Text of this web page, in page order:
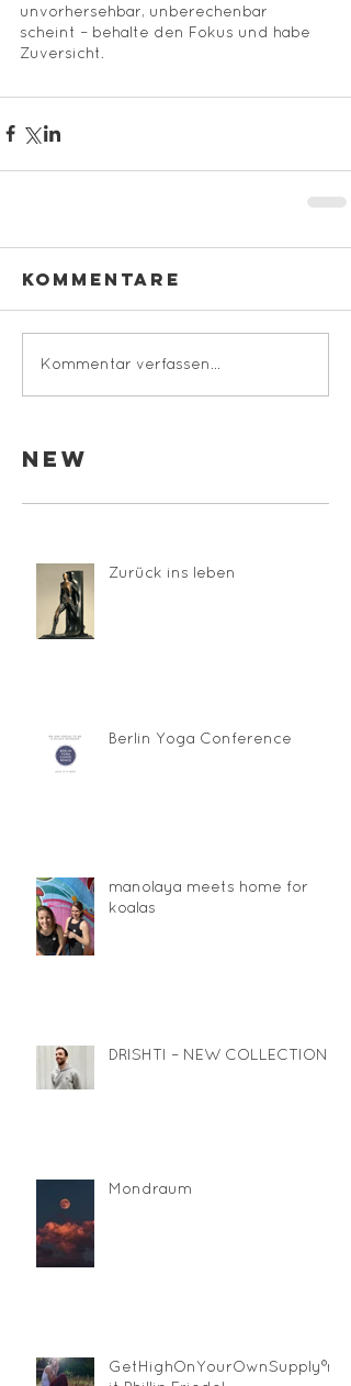
unvorhersehbar, unberechenbar
scheint – behalte den Fokus und habe
Zuversicht.
Kommentare
Kommentar verfassen...
New
Zurück ins leben
Berlin Yoga Conference
manolaya meets home for
koalas
DRISHTI – NEW COLLECTION
Mondraum
GetHighOnYourOwnSupply®m